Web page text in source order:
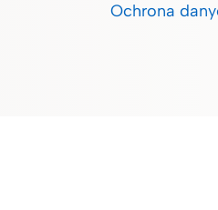
Ochrona